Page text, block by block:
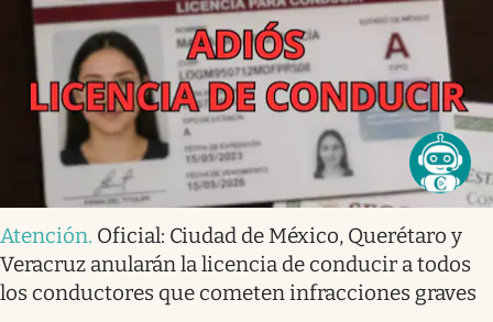
Atención. Oficial: Ciudad de México, Querétaro y
Veracruz anularán la licencia de conducir a todos
los conductores que cometen infracciones graves